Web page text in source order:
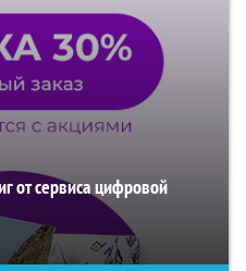
от сервиса цифровой